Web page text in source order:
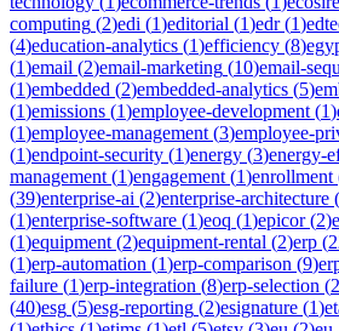
computing (2)edi (1)editorial (1)edr(1)
(4)education-analytics (1)efficiency (8)
(1)email (2)email-marketing (10)email-
(1)embedded (2)embedded-analytics (5)
(1)emissions (1)employee-development (1)
(1)employee-management (3)employee-
(1)endpoint-security (1)energy (3)energy-
management (1)engagement (1)enrollment
(39)enterprise-ai (2)enterprise-architecture (
(1)enterprise-software (1)eoq (1)epicor(2)
(1)equipment (2)equipment-rental (2)erp (
(1)erp-automation (1)erp-comparison (9)
failure (1)erp-integration (8)erp-selection (2
(40)esg (5)esg-reporting (2)esignature (1)